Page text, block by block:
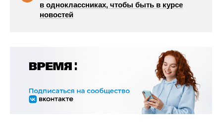
в одноклассниках, чтобы быть в курсе
новостей